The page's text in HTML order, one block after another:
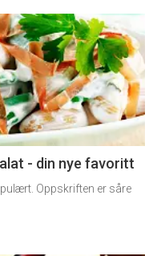
- din nye favoritt
Oppskriften er såre